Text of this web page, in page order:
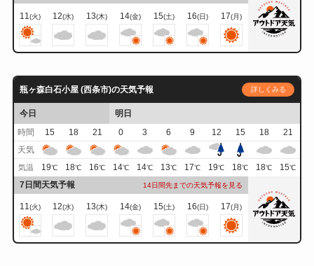
11(火) 12(水) 13(木) 14(金) 15(土) 16(日) 17(月)
瓶ヶ森白石小屋 (西条市)の天気予報 詳しくみる
今日
明日
時間
15 18 21 0 3 6 9 12 15 18
21
天気
気温 19℃ 18℃ 16℃ 14℃ 14℃ 13℃ 17℃ 19℃ 18℃ 18℃ 15℃
7日間天気予報 14日間先までの天気予報を見る
11(火) 12(水) 13(木) 14(金) 15(土) 16(日) 17(月)